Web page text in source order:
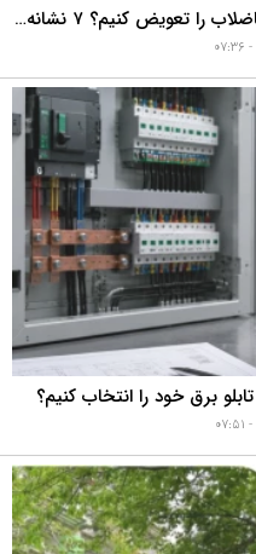
در بازسازی خانه، چه زمانی باید لوله فاضلاب را تعویض کنیم؟ ۷ نشانه‌ای که نباید نادیده بگیرید
برق خود را انتخاب کنیم؟